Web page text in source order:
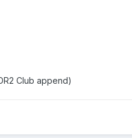
Club append)